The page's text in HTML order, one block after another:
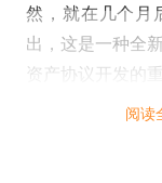
然，就在几个月
出，这是一种全
资产协议开发的
阅读